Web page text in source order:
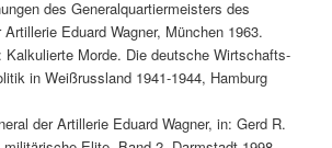
des Generalquartiermeisters des
Eduard Wagner, München 1963.
Kalkulierte Morde. Die deutsche Wirtschafts-
in Weißrussland 1941-1944, Hamburg
der Artillerie Eduard Wagner, in: Gerd R.